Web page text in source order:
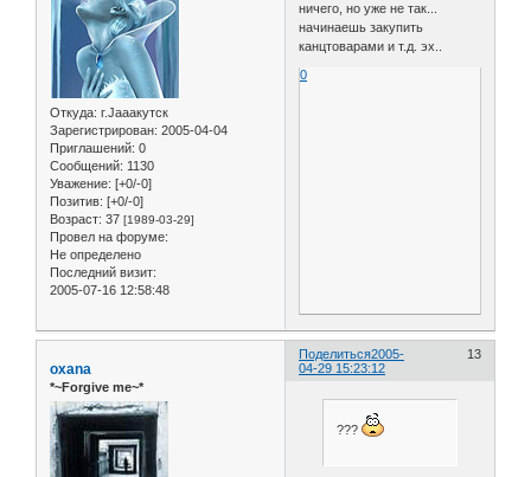
Откуда: г.Jaaaкутск
Зарегистрирован: 2005-04-04
Приглашений: 0
Сообщений: 1130
Уважение: [+0/-0]
Позитив: [+0/-0]
Возраст: 37 [1989-03-29]
Провел на форуме:
Не определено
Последний визит:
2005-07-16 12:58:48
ничего, но уже не так...
начинаешь закупить
канцтоварами и т.д. эх..
0
Поделиться 13
2005-
04-29 15:23:12
oxana
*~Forgive me~*
???